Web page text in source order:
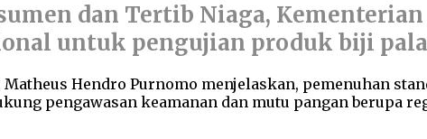
dan Tertib Niaga, Kementerian
untuk pengujian produk biji
Hendro Purnomo menjelaskan, pemenuhan
pengawasan keamanan dan mutu pangan berupa